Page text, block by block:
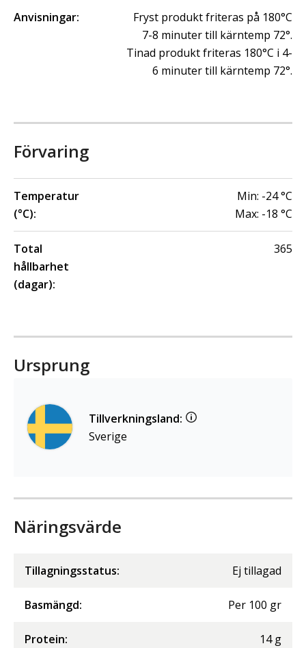
Anvisningar:
Fryst produkt friteras på 180°C
7-8 minuter till kärntemp 72°.
Tinad produkt friteras 180°C i 4-
6 minuter till kärntemp 72°.
Förvaring
Temperatur
(°C):
Min: -24°C
Max: -18 °C
Total
hållbarhet
(dagar):
365
Ursprung
Tillverkningsland:
Sverige
Näringsvärde
Tillagningsstatus: Ej tillagad
Basmängd: Per 100 gr
Protein: 14 g